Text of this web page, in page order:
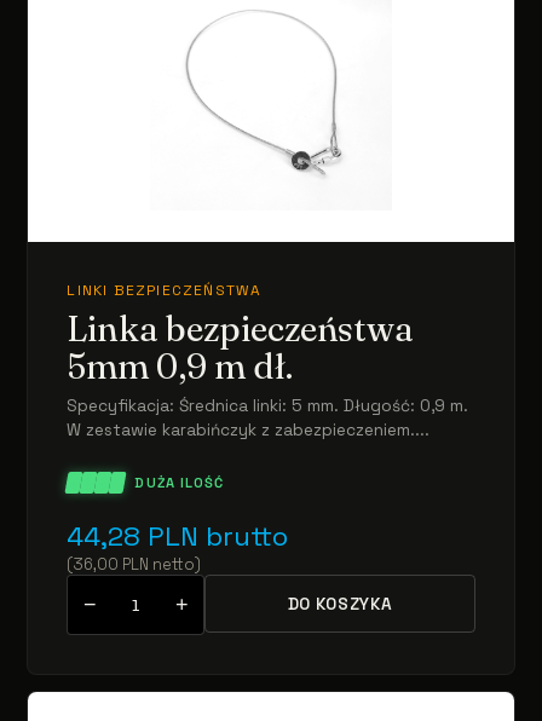
LINKI BEZPIECZEŃSTWA
Linka bezpieczeństwa
5mm 0,9 m dł.
Specyfikacja: Średnica linki: 5 mm. Długość: 0,9 m.
W zestawie karabińczyk z zabezpieczeniem....
DUŻA ILOŚĆ
44,28 PLN brutto
(36,00 PLN netto)
− + DO KOSZYKA